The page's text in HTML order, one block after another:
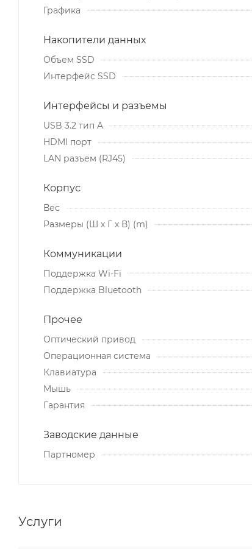
Графика
Накопители данных
Объем SSD
Интерфейс SSD
Интерфейсы и разъемы
USB 3.2 тип A
HDMI порт
LAN разъем (RJ45)
Корпус
Вес
Размеры (Ш х Г х В) (m)
Коммуникации
Поддержка Wi-Fi
Поддержка Bluetooth
Прочее
Оптический привод
Операционная система
Клавиатура
Мышь
Гарантия
Заводские данные
Партномер
Услуги